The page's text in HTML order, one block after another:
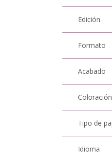
Edición
Formato
Acabado
Coloración
Tipo de
Idioma